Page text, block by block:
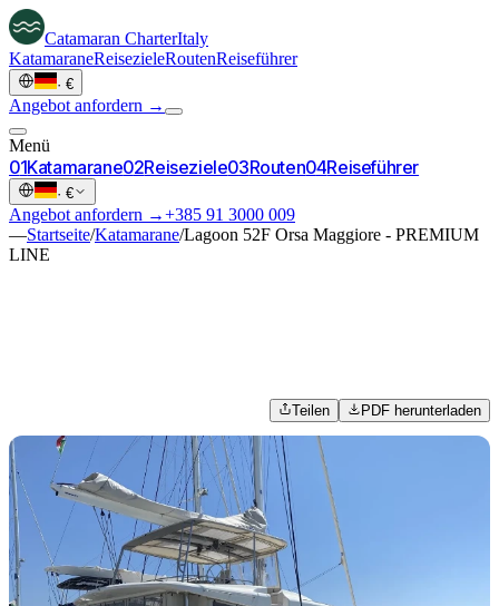
Catamaran CharterItaly
KatamaraneReisezieleRoutenReiseführer
· €
Angebot anfordern →
Menü
01Katamarane02Reiseziele03Routen04Reiseführer
· €
Angebot anfordern →+385 91 3000 009
—Startseite/Katamarane/Lagoon 52F Orsa Maggiore - PREMIUM
LINE
Teilen PDF herunterladen